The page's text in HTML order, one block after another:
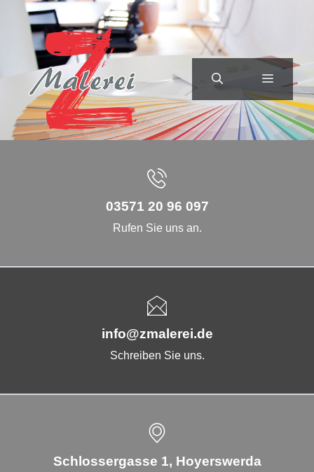
Zum
Inhalt
springen
MENÜ
03571 20 96 097
Rufen Sie uns an.
info@zmalerei.de
Schreiben Sie uns.
Schlossergasse 1, Hoyerswerda